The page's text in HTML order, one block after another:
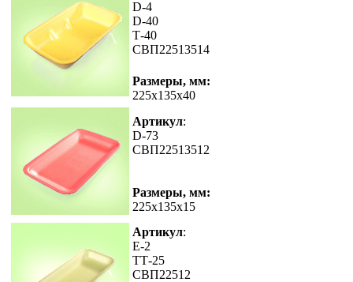
D-4
D-40
Т-40
СВП22513514
Размеры, мм:
225x135x40
Артикул:
D-73
СВП22513512
Размеры, мм:
225x135x15
Артикул:
E-2
ТТ-25
СВП22512